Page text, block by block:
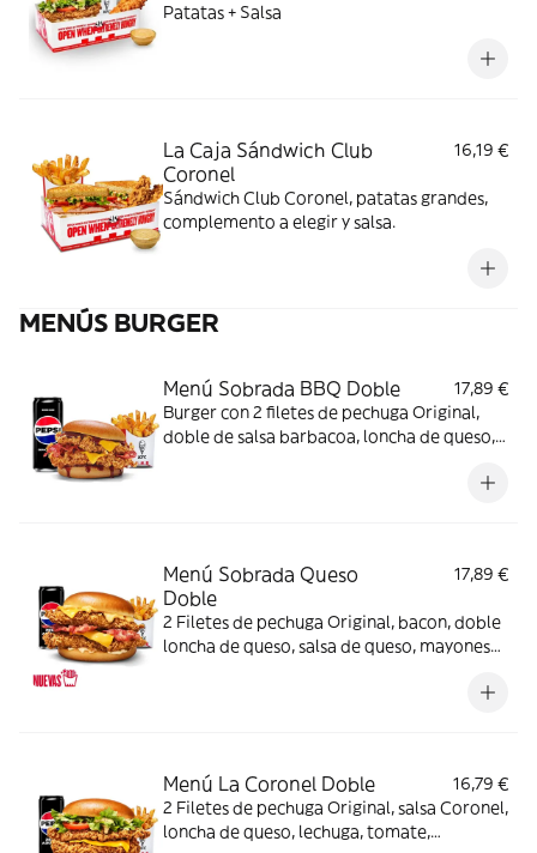
Patatas + Salsa
La Caja Sándwich Club
Coronel
16,19 €
Sándwich Club Coronel, patatas grandes,
complemento a elegir y salsa.
MENÚS BURGER
Menú Sobrada BBQ Doble
17,89 €
Burger con 2 filetes de pechuga Original,
doble de salsa barbacoa, loncha de queso,
Menú Sobrada Queso
Doble
17,89 €
2 Filetes de pechuga Original, bacon, doble
loncha de queso, salsa de queso, mayonesa
Menú La Coronel Doble
16,79 €
2 Filetes de pechuga Original, salsa Coronel,
loncha de queso, lechuga, tomate,